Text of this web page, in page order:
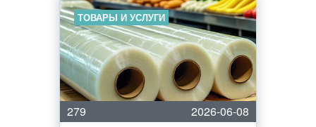
ТОВАРЫ И УСЛУГИ
279
2026-06-08